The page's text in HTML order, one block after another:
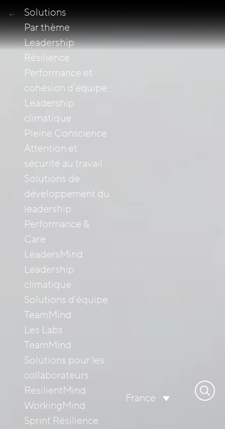
Solutions
Par thème
Leadership
Résilience
Performance et
cohésion d’équipe
Leadership
climatique
Pleine Conscience
Attention et
sécurité au travail
Solutions de
développement du
leadership
Performance &
Care
LeadersMind
Leadership
climatique
Solutions d’équipe
TeamMind
Les Labs
TeamMind
Solutions pour les
collaborateurs
ResilientMind
WorkingMind
Sprint Résilience
France